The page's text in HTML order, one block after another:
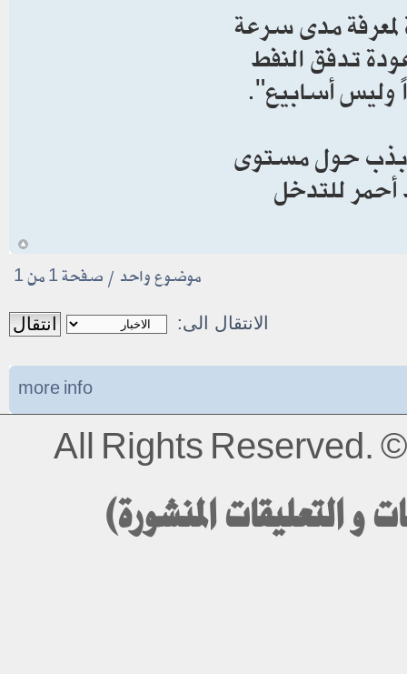
مدى سرعة
تدفق النفط
وليس أسابيع".
في ​التذبذب حول مستوى
أحمر للتدخل
موضوع واحد • صفحة1من1
الانتقال الى:
more info
All Rights Reserved.